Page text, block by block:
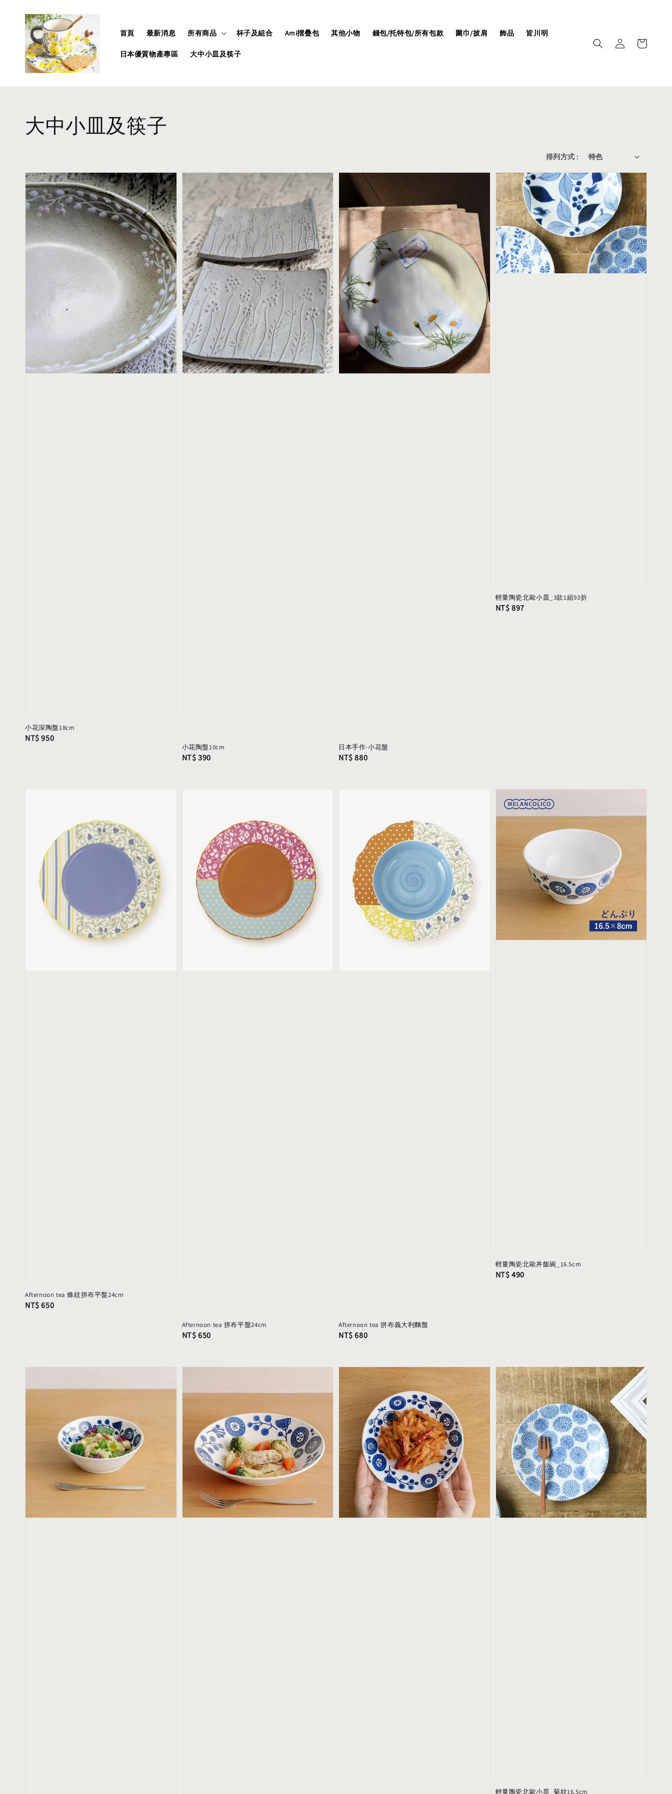
首頁 最新消息 所有商品 杯子及組合 Ami摺疊包 其他小物 錢包/托特包/所有包款 圍巾/披肩 飾品 皆川明
日本優質物產專區 大中小皿及筷子
大中小皿及筷子
排列方式 :
小花深陶盤18cm
Regular
NT$ 950
小花陶盤10cm
Regular
NT$ 390
日本手作-小花盤
Regular
NT$ 880
輕量陶瓷北歐小皿_3款1組93折
Regular
NT$ 897
Afternoon tea 條紋拼布平盤24cm
Regular
NT$ 650
Afternoon tea 拼布平盤24cm
Regular
NT$ 650
Afternoon tea 拼布義大利麵盤
Regular
NT$ 680
輕量陶瓷北歐丼飯碗_16.5cm
Regular
NT$ 490
輕量陶瓷北歐小皿_菊紋16.5cm